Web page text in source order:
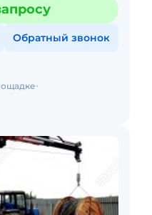
Обратный звонок